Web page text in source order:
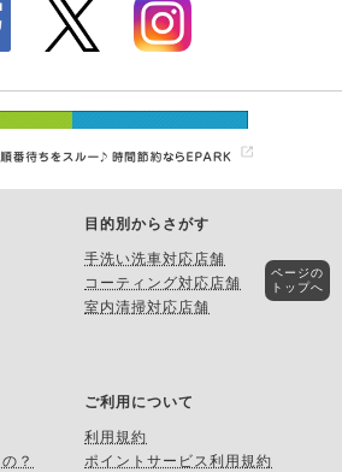
目的別からさがす
手洗い洗車対応店舗
コーティング対応店舗
室内清掃対応店舗
？
ご利用について
利用規約
ポイントサービス利用規約
ページの
トップへ